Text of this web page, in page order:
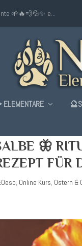
🌱🔥💨💦✨ e...
ELEMENTARE
🦋
FÜR
, Online Kurs, Ostern &